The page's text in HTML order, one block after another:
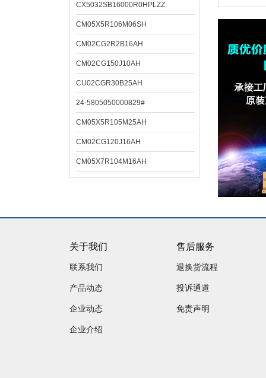
CX5032SB16000R0HPLZZ
CM05X5R106M06SH
CM02CG2R2B16AH
CM02CG150J10AH
CU02CGR30B25AH
24-5805050000829#
CM05X5R105M25AH
CM02CG120J16AH
CM05X7R104M16AH
关于我们
联系我们
产品动态
企业动态
企业介绍
售后服务
退换货流程
投诉通道
免责声明